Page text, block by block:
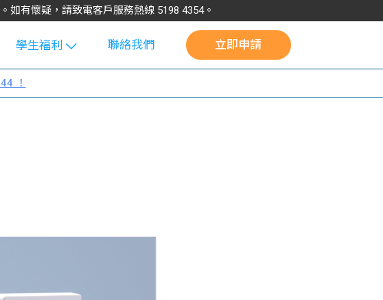
如有懷疑，請致電客戶服務熱線 5198 4354。
學生福利
uFinance 校
園贊助
聯絡我們 立即申請
！